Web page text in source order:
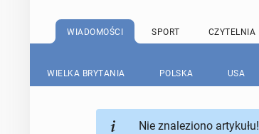
WIADOMOŚCI SPORT CZYTELNIA
WIELKA BRYTANIA POLSKA USA
Nie znaleziono artykułu!